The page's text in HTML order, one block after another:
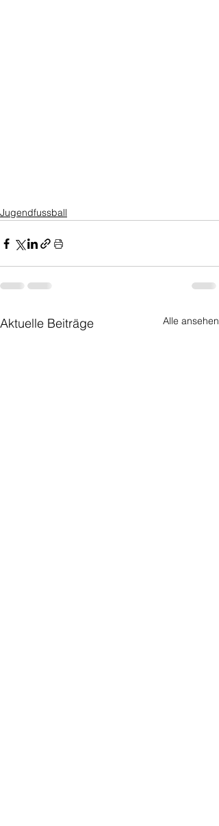
Jugendfussball
Aktuelle Beiträge Alle ansehen